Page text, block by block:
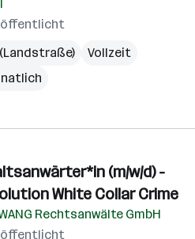
Vollzeit
(m/w/d) -
White Collar Crime
Rechtsanwälte GmbH